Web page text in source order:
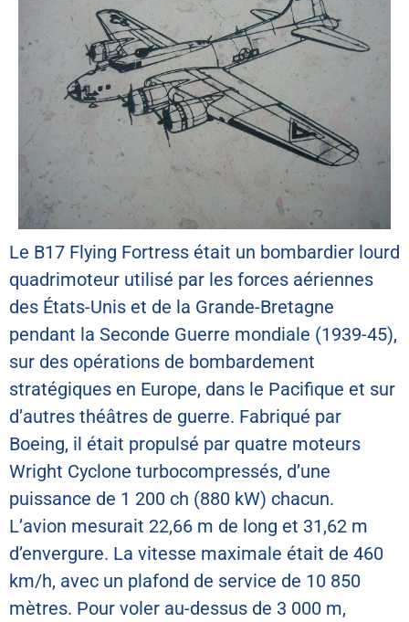
Le B17 Flying Fortress était un bombardier lourd
quadrimoteur utilisé par les forces aériennes
des États-Unis et de la Grande-Bretagne
pendant la Seconde Guerre mondiale (1939-45),
sur des opérations de bombardement
stratégiques en Europe, dans le Pacifique et sur
d’autres théâtres de guerre. Fabriqué par
Boeing, il était propulsé par quatre moteurs
Wright Cyclone turbocompressés, d’une
puissance de 1 200 ch (880 kW) chacun.
L’avion mesurait 22,66 m de long et 31,62 m
d’envergure. La vitesse maximale était de 460
km/h, avec un plafond de service de 10 850
mètres. Pour voler au-dessus de 3 000 m,